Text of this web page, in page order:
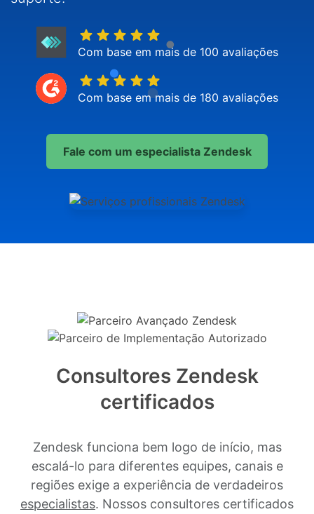
Com base em mais de 100 avaliações
Com base em mais de 180 avaliações
Fale com um especialista Zendesk
Consultores Zendesk
certificados
Zendesk funciona bem logo de início, mas
escalá-lo para diferentes equipes, canais e
regiões exige a experiência de verdadeiros
especialistas. Nossos consultores certificados